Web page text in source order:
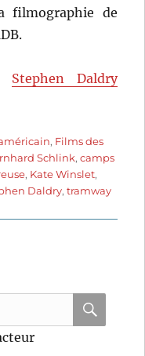
filmographie de
Stephen Daldry
, Films des
Schlink,camps
, Kate Winslet,
Daldry,tramway